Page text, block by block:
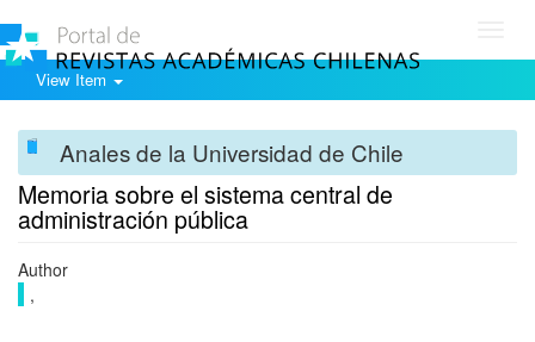
View Item
Anales de la Universidad de Chile
Memoria sobre el sistema central de
administración pública
Author
,